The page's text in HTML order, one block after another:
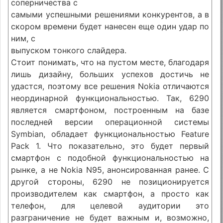
соперничества с
самыми успешными решениями конкурентов, а в
скором времени будет нанесен еще один удар по
ним, с
выпуском тонкого слайдера.
Стоит понимать, что на пустом месте, благодаря
лишь дизайну, больших успехов достичь не
удастся, поэтому все решения Nokia отличаются
неординарной функциональностью. Так, 6290
является смартфоном, построенным на базе
последней версии операционной системы
Symbian, обладает функциональностью Feature
Pack 1. Что показательно, это будет первый
смартфон с подобной функциональностью на
рынке, а не Nokia N95, анонсированная ранее. С
другой стороны, 6290 не позиционируется
производителем как смартфон, а просто как
телефон, для целевой аудитории это
разграничение не будет важным и, возможно,